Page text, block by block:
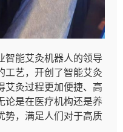
智能艾灸机器人的领导
工艺，开创了智能艾灸
艾灸过程更加便捷、高
论是在医疗机构还是养
势，满足人们对于高质